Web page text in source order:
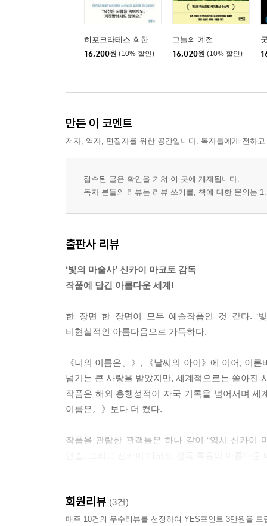
히포크라테스 회한
16,200원 (10% 할인)
그늘의 계절
16,020원 (10% 할인)
만든 이 코멘트
저자, 역자, 편집자를 위한 공간입니다. 독자들에게 전하
접수된 글은 확인을 거쳐 이 곳에 게재됩니다.
독자 분들의 리뷰는 리뷰 쓰기를, 책에 대한 문의는
출판사 리뷰
‘빛의 마술사’ 신카이 마코토 감독
작품에 담긴 아름다운 세계!
한 장면 한 장면이 모두 예술작품인 것 같다. ‘
비현실적인 아름다움으로 가득하다.
《너의 이름은。》, 《날씨의 아이》에 이어, 이
넘기는 큰 사랑을 받았지만, 세계적으로는 쏟아진
작품은 해외 흥행성적이 자국 기록을 넘어서며
이름은。》보다 더 컸다.
작품을 관람한 관객들은 하나 같이 “역시 신카이
배경, 장소에 가장 큰 의미를 담았다
회원리뷰 (3건)
매주 10건의 우수리뷰를 선정하여 YES포인트 3만원을 드